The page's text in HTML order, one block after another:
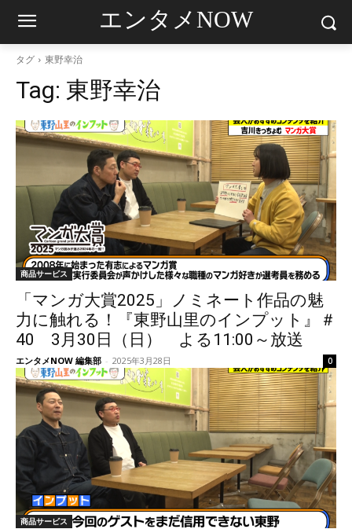
エンタメNOW
タグ 東野幸治
Tag: 東野幸治
商品サービス
「マンガ大賞2025」ノミネート作品の魅
力に触れる！『東野山里のインプット』＃
40 3月30日（日） よる11:00～放送
エンタメNOW 編集部 - 2025年3月28日 0
商品サービス